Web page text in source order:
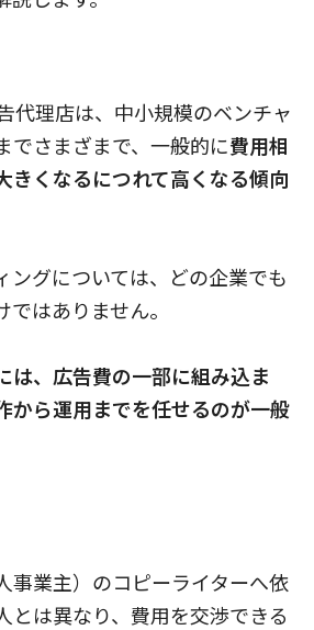
代理店は、中小規模のベンチャ
でさまざまで、一般的に費用相
きくなるにつれて高くなる傾向
ングについては、どの企業でも
はありません。
は、広告費の一部に組み込ま
から運用までを任せるのが一般
事業主）のコピーライターへ依
とは異なり、費用を交渉できる